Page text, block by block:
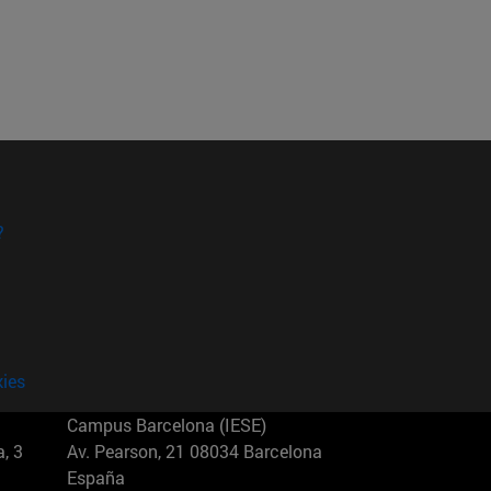
3
Campus Barcelona (IESE)
Av. Pearson, 21 08034 Barcelona
España